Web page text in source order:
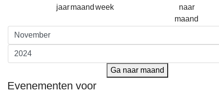
jaarmaand week
naar
maand
Ga naar maand
Evenementen voor